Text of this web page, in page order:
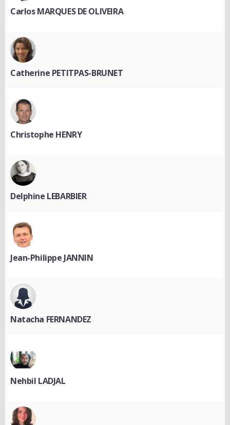
Carlos MARQUES DE OLIVEIRA
Catherine PETITPAS-BRUNET
Christophe HENRY
Delphine LEBARBIER
Jean-Philippe JANNIN
Natacha FERNANDEZ
Nehbil LADJAL